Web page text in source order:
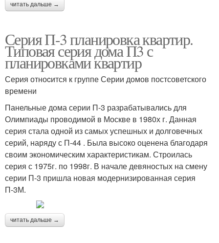
читать дальше →
Серия П-3 планировка квартир.
Типовая серия дома П3 с
планировками квартир
Серия отноcится к группе Серии домов постсоветского
времени
Панельные дома серии П-3 разрабатывались для
Олимпиады проводимой в Москве в 1980х г. Данная
серия стала одной из самых успешных и долговечных
серий, наряду с П-44 . Была высоко оценена благодаря
своим экономическим характеристикам. Строилась
серия с 1975г. по 1998г. В начале девяностых на смену
серии П-3 пришла новая модернизированная серия
П-3М.
читать дальше →